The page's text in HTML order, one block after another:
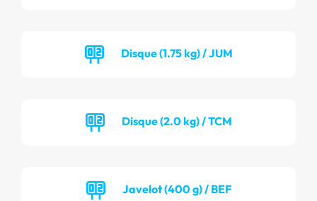
Disque (1.75 kg) / JUM
Disque (2.0 kg) / TCM
Javelot (400 g) / BEF